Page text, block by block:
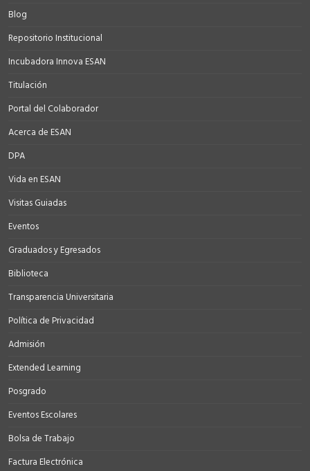
Blog
Repositorio Institucional
Incubadora Innova ESAN
Titulación
Portal del Colaborador
Acerca de ESAN
DPA
Vida en ESAN
Visitas Guiadas
Eventos
Graduados y Egresados
Biblioteca
Transparencia Universitaria
Política de Privacidad
Admisión
Extended Learning
Posgrado
Eventos Escolares
Bolsa de Trabajo
Factura Electrónica